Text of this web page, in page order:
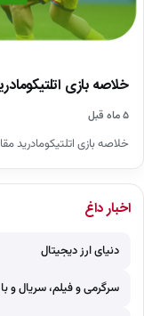
خلاصه بازی اتلتیکومادرید 1 – ختافه 0 | لالیگا
۵ ماه قبل
خلاصه بازی اتلتیکومادرید مقابل
اخبار داغ
دنیای ارز دیجیتال
سرگرمی و فیلم، سریال و